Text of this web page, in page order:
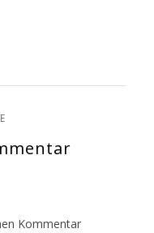
Kommentar